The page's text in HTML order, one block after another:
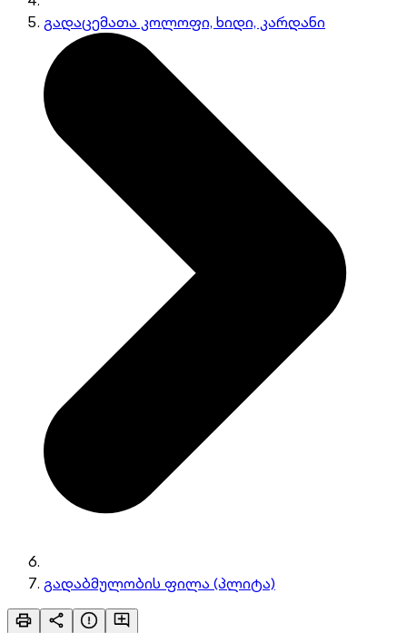
გადაცემათა კოლოფი, ხიდი, კარდანი
გადაბმულობის ფილა (პლიტა)